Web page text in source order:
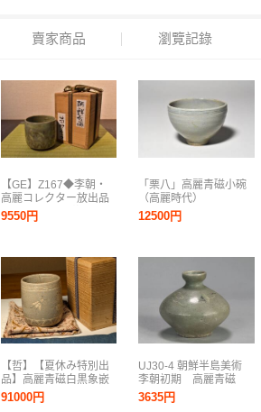
賣家商品 瀏覽記錄
【GE】Z167◆李朝・
高麗コレクター放出品
◆時代 高麗青磁猪口/中
国美術 中国古玩 朝鮮
9550円
【哲】【夏休み特別出
品】高麗青磁白黒象嵌
蜂と菊花文筒茶碗（高
麗時代・13世紀）
91000円
「栗八」高麗青磁小碗
（高麗時代）
12500円
UJ30-4 朝鮮半島美術
李朝初期 高麗青磁
象嵌鶴文壺 油壺 小
壺 時代物 古物
3635円